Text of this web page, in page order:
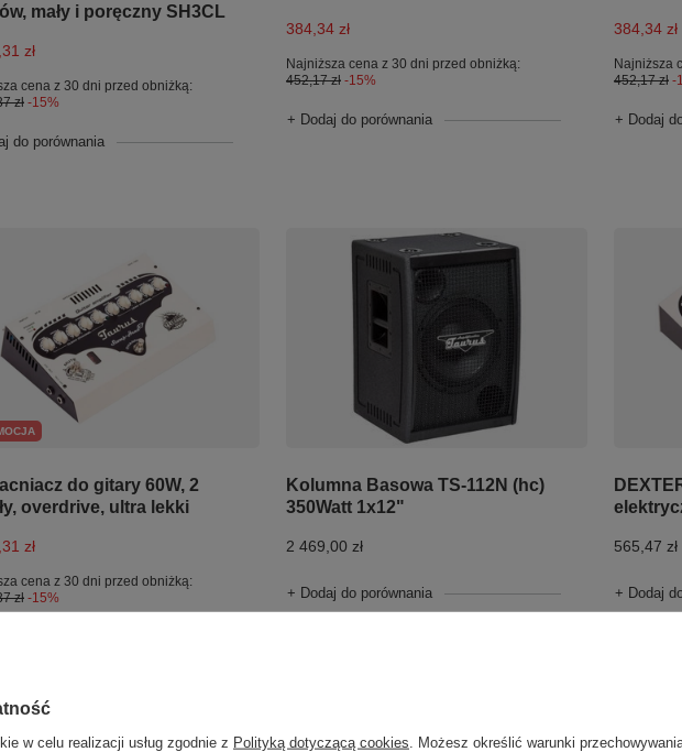
mały i poręczny SH3CL
zł
cena z 30 dni przed obniżką:
zł -15%
do porównania
384,34 zł
Najniższa cena z 30 dni przed obniżką:
452,17 zł -15%
+ Dodaj do porównania
384,34 zł
Najniższa
452,17 zł -
+ Dodaj
do gitary 60W, 2
overdrive, ultra lekki
zł
cena z 30 dni przed obniżką:
zł -15%
Kolumna Basowa TS-112N (hc)
350Watt 1x12"
2 469,00 zł
+ Dodaj do porównania
565,47 zł
+ Dodaj
w celu realizacji usług zgodnie z Polityką dotyczącą cookies . Możesz określić warunki